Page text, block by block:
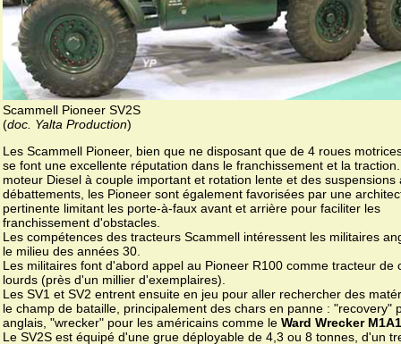
Scammell Pioneer SV2S
(doc. Yalta Production)
Les Scammell Pioneer, bien que ne disposant que de 4 roues
se font une excellente réputation dans le franchissement et la
moteur Diesel à couple important et rotation lente et des suspensions
débattements, les Pioneer sont également favorisées par une
pertinente limitant les porte-à-faux avant et arrière pour faciliter les
franchissement d'obstacles.
Les compétences des tracteurs Scammell intéressent les militaires
le milieu des années 30.
Les militaires font d'abord appel au Pioneer R100 comme tracteur de
lourds (près d'un millier d'exemplaires).
Les SV1 et SV2 entrent ensuite en jeu pour aller rechercher des
le champ de bataille, principalement des chars en panne : "recovery"
anglais, "wrecker" pour les américains comme le Ward Wrecker M1A1
Le SV2S est équipé d'une grue déployable de 4,3 ou 8 tonnes, d'un